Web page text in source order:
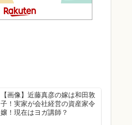
【画像】近藤真彦の嫁は和田敦
子！実家が会社経営の資産家令
嬢！現在はヨガ講師？